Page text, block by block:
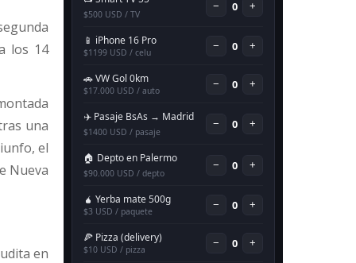
los 14
una
el
Nueva
en